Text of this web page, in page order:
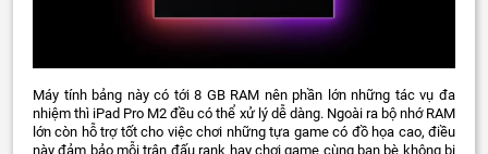
Máy tính bảng này có tới 8 GB RAM nên phần lớn những tác vụ đa
nhiệm thì iPad Pro M2 đều có thể xử lý dễ dàng. Ngoài ra bộ nhớ RAM
lớn còn hỗ trợ tốt cho việc chơi những tựa game có đồ họa cao, điều
này đảm bảo mỗi trận đấu rank hay chơi game cùng bạn bè không bị